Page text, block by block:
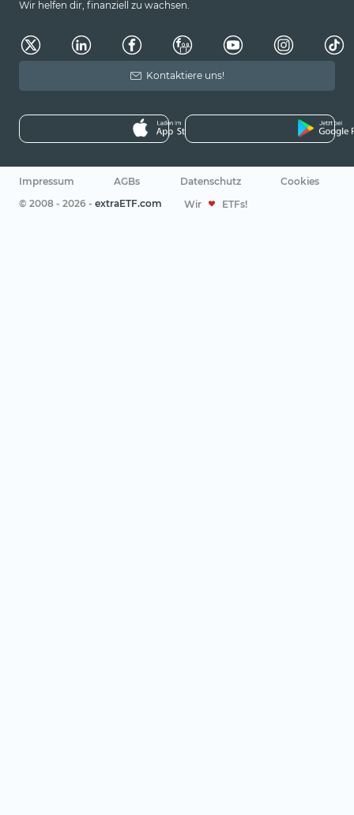
Wir helfen dir, finanziell zu wachsen.
Kontaktiere uns!
Impressum AGBs Datenschutz
Cookies
© 2008 - 2026 - extraETF.com Wir ETFs!